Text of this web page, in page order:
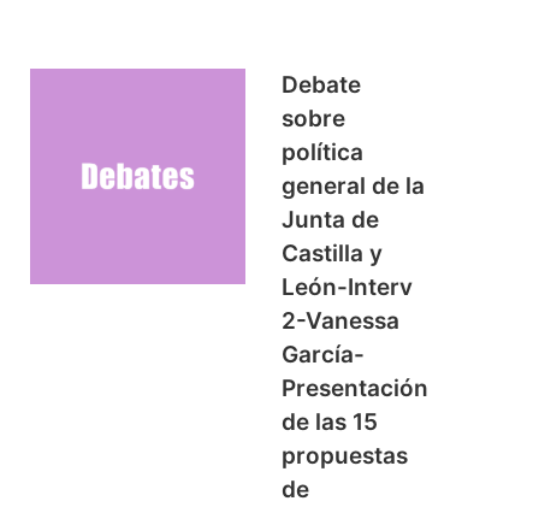
Debate
sobre
política
general de la
Junta de
Castilla y
León-Interv
2-Vanessa
García-
Presentación
de las 15
propuestas
de